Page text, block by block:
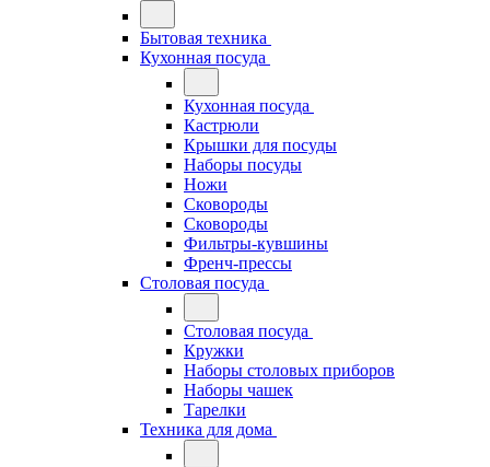
Бытовая техника
Кухонная посуда
Кухонная посуда
Кастрюли
Крышки для посуды
Наборы посуды
Ножи
Сковороды
Сковороды
Фильтры-кувшины
Френч-прессы
Столовая посуда
Столовая посуда
Кружки
Наборы столовых приборов
Наборы чашек
Тарелки
Техника для дома